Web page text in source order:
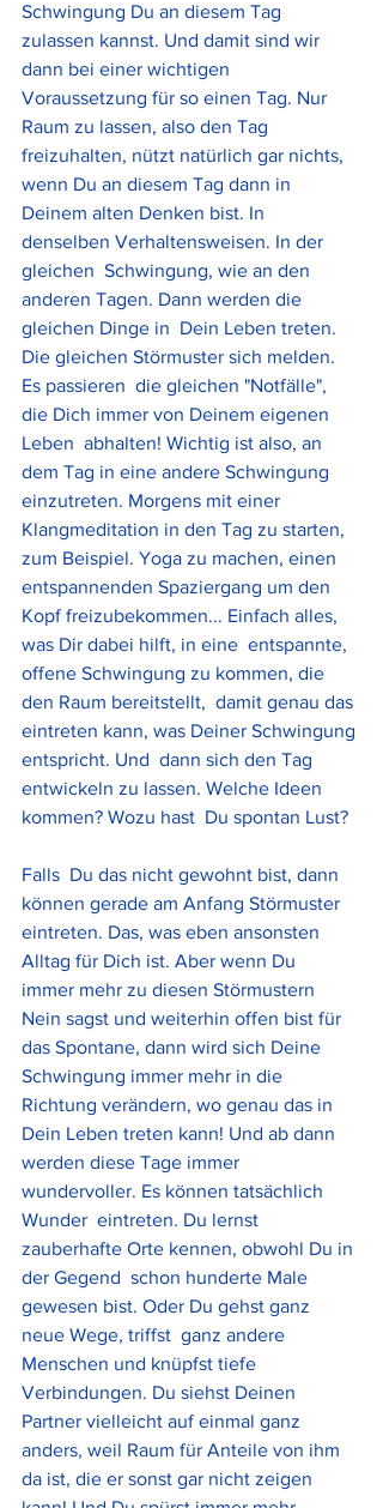
Schwingung Du an diesem Tag
zulassen kannst. Und damit sind wir
dann bei einer wichtigen
Voraussetzung für so einen Tag. Nur
Raum zu lassen, also den Tag
freizuhalten, nützt natürlich gar nichts,
wenn Du an diesem Tag dann in
Deinem alten Denken bist. In
denselben Verhaltensweisen. In der
gleichen  Schwingung, wie an den
anderen Tagen. Dann werden die
gleichen Dinge in  Dein Leben treten.
Die gleichen Störmuster sich melden.
Es passieren  die gleichen "Notfälle",
die Dich immer von Deinem eigenen
Leben  abhalten! Wichtig ist also, an
dem Tag in eine andere Schwingung
einzutreten. Morgens mit einer
Klangmeditation in den Tag zu starten,
zum Beispiel. Yoga zu machen, einen
entspannenden Spaziergang um den
Kopf freizubekommen... Einfach alles,
was Dir dabei hilft, in eine  entspannte,
offene Schwingung zu kommen, die
den Raum bereitstellt,  damit genau das
eintreten kann, was Deiner Schwingung
entspricht. Und  dann sich den Tag
entwickeln zu lassen. Welche Ideen
kommen? Wozu hast  Du spontan Lust?
Falls  Du das nicht gewohnt bist, dann
können gerade am Anfang Störmuster
eintreten. Das, was eben ansonsten
Alltag für Dich ist. Aber wenn Du
immer mehr zu diesen Störmustern
Nein sagst und weiterhin offen bist für
das Spontane, dann wird sich Deine
Schwingung immer mehr in die
Richtung verändern, wo genau das in
Dein Leben treten kann! Und ab dann
werden diese Tage immer
wundervoller. Es können tatsächlich
Wunder  eintreten. Du lernst
zauberhafte Orte kennen, obwohl Du in
der Gegend  schon hunderte Male
gewesen bist. Oder Du gehst ganz
neue Wege, triffst  ganz andere
Menschen und knüpfst tiefe
Verbindungen. Du siehst Deinen
Partner vielleicht auf einmal ganz
anders, weil Raum für Anteile von ihm
da ist, die er sonst gar nicht zeigen